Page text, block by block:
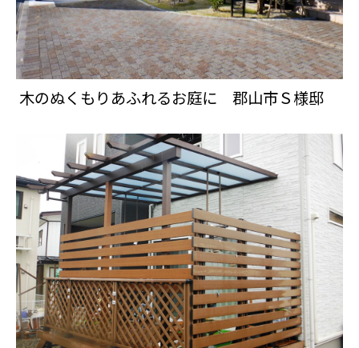
木のぬくもりあふれるお庭に 郡山市Ｓ様邸